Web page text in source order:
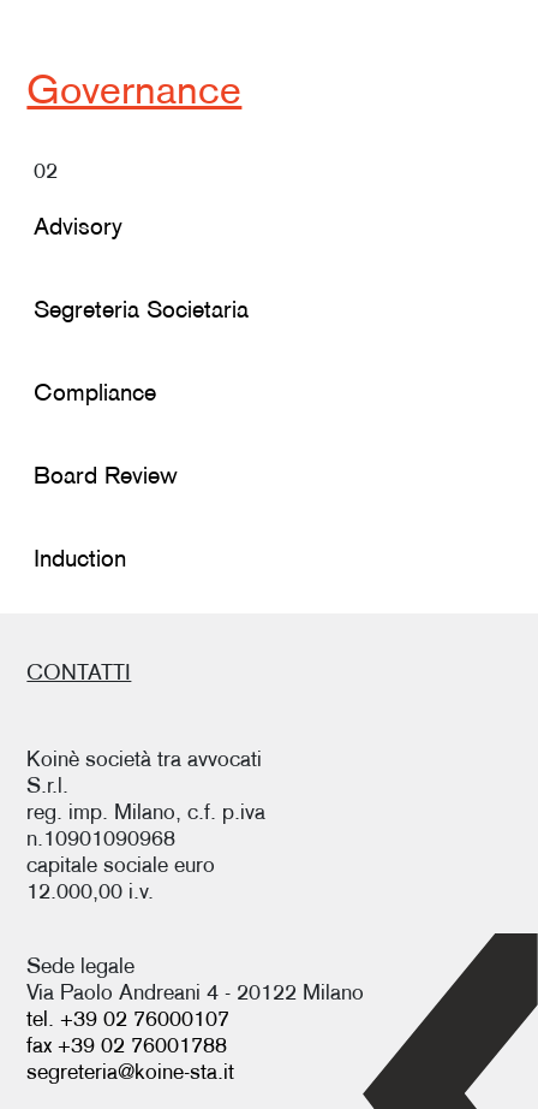
Governance
02
Advisory
Segreteria Societaria
Compliance
Board Review
Induction
CONTATTI
Koinè società tra avvocati
S.r.l.
reg. imp. Milano, c.f. p.iva
n.10901090968
capitale sociale euro
12.000,00 i.v.
Sede legale
Via Paolo Andreani 4 - 20122 Milano
tel. +39 02 76000107
fax +39 02 76001788
segreteria@koine-sta.it